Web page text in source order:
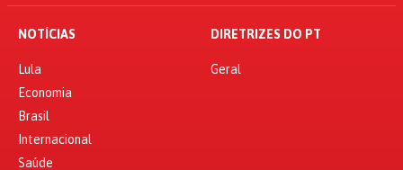
NOTÍCIAS
Lula
Economia
Brasil
Internacional
Saúde
DIRETRIZES DO PT
Geral